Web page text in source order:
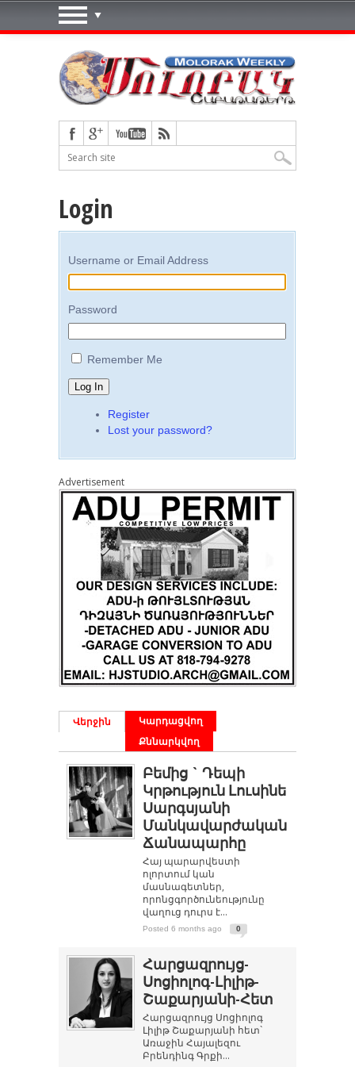
Login
Username or Email Address
Password
Remember Me
Register
Lost your password?
Advertisement
Վերջին
Կարդացվող
Քննարկվող
Բեմից ` Դեպի
Կրթություն Լուսինե
Սարգսյանի
Մանկավարժական
Ճանապարհը
Հայ պարարվեստի
ոլորտում կան
մասնագետներ,
որոնցգործունեությունը
վաղուց դուրս է...
Posted 6 months ago 0
Հարցազրույց-
Սոցիոլոգ-Լիլիթ-
Շաքարյանի-Հետ
Հարցազրույց Սոցիոլոգ
Լիլիթ Շաքարյանի հետ`
Առաջին Հայալեզու
Բրենդինգ Գրքի...